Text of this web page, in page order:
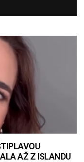
AŽ Z ISLANDU